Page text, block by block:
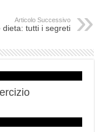
Articolo Successivo
dieta: tutti i segreti